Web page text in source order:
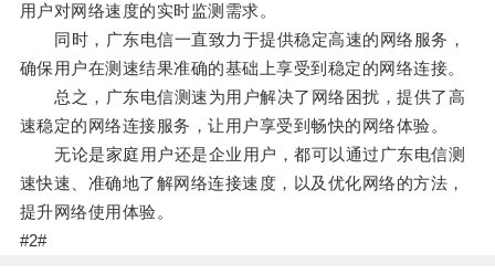
用户对网络速度的实时监测需求。
同时，广东电信一直致力于提供稳定高速的网络服务，
确保用户在测速结果准确的基础上享受到稳定的网络连接。
总之，广东电信测速为用户解决了网络困扰，提供了高
速稳定的网络连接服务，让用户享受到畅快的网络体验。
无论是家庭用户还是企业用户，都可以通过广东电信测
速快速、准确地了解网络连接速度，以及优化网络的方法，
提升网络使用体验。
#2#